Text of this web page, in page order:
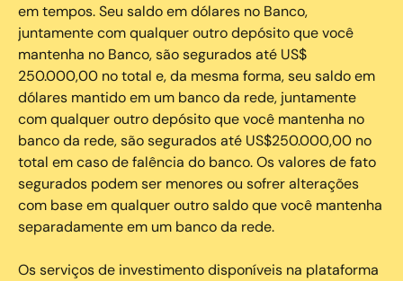
em tempos. Seu saldo em dólares no Banco,
juntamente com qualquer outro depósito que você
mantenha no Banco, são segurados até US$
250.000,00 no total e, da mesma forma, seu saldo em
dólares mantido em um banco da rede, juntamente
com qualquer outro depósito que você mantenha no
banco da rede, são segurados até US$250.000,00 no
total em caso de falência do banco. Os valores de fato
segurados podem ser menores ou sofrer alterações
com base em qualquer outro saldo que você mantenha
separadamente em um banco da rede.
Os serviços de investimento disponíveis na plataforma